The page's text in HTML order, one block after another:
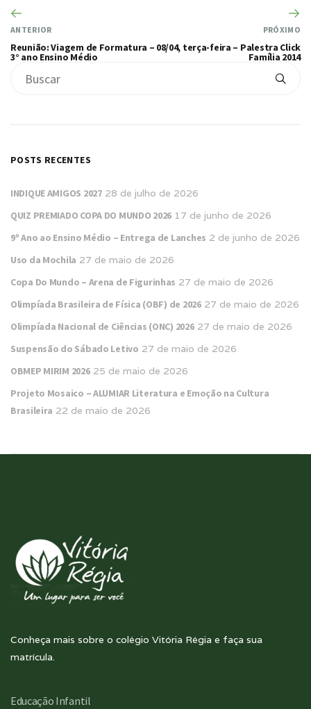
ANTERIOR
Reunião: Viagem de Formatura –
3° ano Ensino Médio
PRÓXIMO
08/04, terça-feira – Palestra Click
Família 2014
POSTS RECENTES
INDIQUE AMIGOS 2027 28 de julho de 2026
QUIZ PREMIADO COPA DO MUNDO 2026 17 de junho de 2026
9º Ano ao Ensino Médio – Entrega de Lanches 2 de junho de 2026
Uso da Mochila 27 de maio de 2026
Copa Do Mundo – Arena de Figurinhas 27 de maio de 2026
Olimpíada Brasileira de Física (OBF) de 2026 27 de maio de 2026
Olimpíada Nacional de Ciências (ONC) 2026 27 de maio de 2026
Suspensão do Sábado Letivo 27 de maio de 2026
OBMEP MIRIM 2026 25 de maio de 2026
Projeto Mosaico – ALUMIAR Literatura e Emoção na Cultura
Brasileira 22 de maio de 2026
Conheça mais sobre o colégio Vitória Régia e faça sua
matrícula.
Educação Infantil